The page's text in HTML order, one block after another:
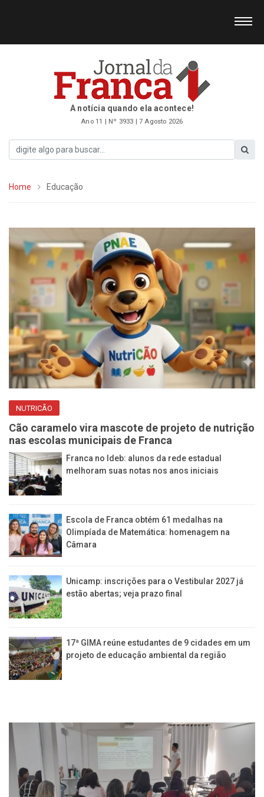
A notícia quando ela acontece!
Ano 11 | Nº 3933 | 7 Agosto 2026
Home Educação
NUTRICÃO
Cão caramelo vira mascote de projeto de nutrição
nas escolas municipais de Franca
Franca no Ideb: alunos da rede estadual
melhoram suas notas nos anos iniciais
Escola de Franca obtém 61 medalhas na
Olimpíada de Matemática: homenagem na
Câmara
Unicamp: inscrições para o Vestibular 2027 já
estão abertas; veja prazo final
17ª GIMA reúne estudantes de 9 cidades em um
projeto de educação ambiental da região